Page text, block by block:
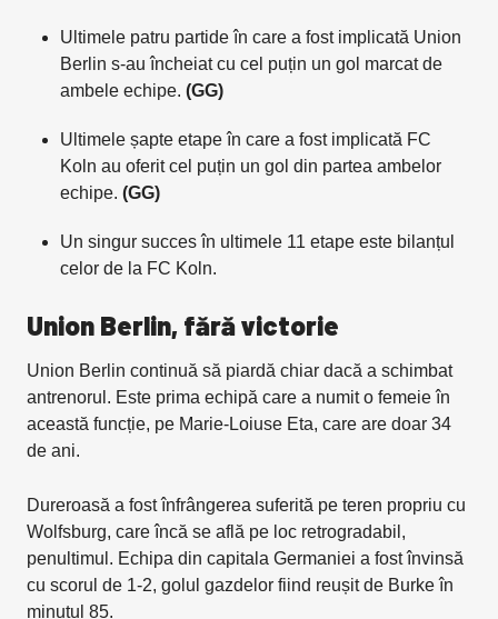
Ultimele patru partide în care a fost implicată Union
Berlin s-au încheiat cu cel puțin un gol marcat de
ambele echipe. (GG)
Ultimele șapte etape în care a fost implicată FC
Koln au oferit cel puțin un gol din partea ambelor
echipe. (GG)
Un singur succes în ultimele 11 etape este bilanțul
celor de la FC Koln.
Union Berlin, fără victorie
Union Berlin continuă să piardă chiar dacă a schimbat
antrenorul. Este prima echipă care a numit o femeie în
această funcție, pe Marie-Loiuse Eta, care are doar 34
de ani.
Dureroasă a fost înfrângerea suferită pe teren propriu cu
Wolfsburg, care încă se află pe loc retrogradabil,
penultimul. Echipa din capitala Germaniei a fost învinsă
cu scorul de 1-2, golul gazdelor fiind reușit de Burke în
minutul 85.